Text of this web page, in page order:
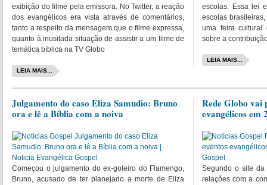
exibição do filme pela emissora. No Twitter, a reação
dos evangélicos era vista através de comentários,
tanto a respeito da mensagem que o filme expressa,
quanto à inusitada situação de assistir a um filme de
temática bíblica na TV Globo
LEIA MAIS...
escolas. Essa lei
escolas
uma feira cultural
sobre a
LEIA MAIS...
Julgamento do caso Eliza Samudio: Bruno
ora e lê a Bíblia com a noiva
Começou o julgamento do ex-goleiro do Flamengo,
Bruno, acusado de ter planejado a morte de Eliza
Rede Globo vai
evangélicos em
Segundo o site
relações com a